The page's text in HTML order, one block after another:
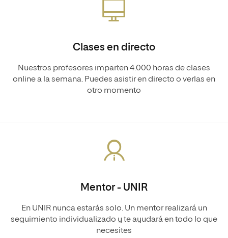
Clases en directo
Nuestros profesores imparten 4.000 horas de clases
online a la semana. Puedes asistir en directo o verlas en
otro momento
Mentor - UNIR
En UNIR nunca estarás solo. Un mentor realizará un
seguimiento individualizado y te ayudará en todo lo que
necesites